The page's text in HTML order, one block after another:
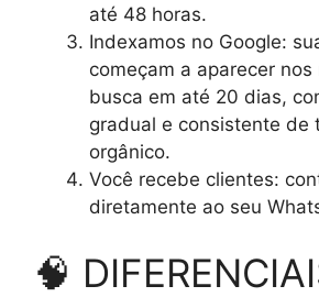
até 48 horas.
Indexamos no Google:
começam a aparecer
busca em até 20 dias,
gradual e consistente de
orgânico.
Você recebe clientes:
diretamente ao seu
🧠